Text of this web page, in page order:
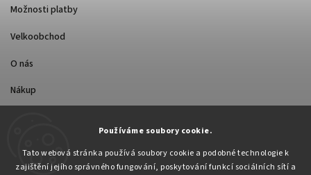
Používáme soubory cookie.
Tato webová stránka používá soubory cookie a podobné technologie k
zajištění jejího správného fungování, poskytování funkcí sociálních sítí a
Možnosti platby
Velkoobchod
O nás
Nákup